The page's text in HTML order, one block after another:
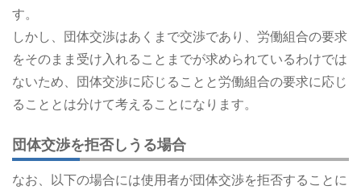
す。
しかし、団体交渉はあくまで交渉であり、労働組合の要求
をそのまま受け入れることまでが求められているわけでは
ないため、団体交渉に応じることと労働組合の要求に応じ
ることとは分けて考えることになります。
団体交渉を拒否しうる場合
なお、以下の場合には使用者が団体交渉を拒否することに